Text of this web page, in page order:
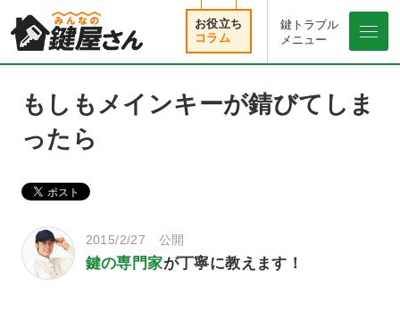
鍵トラブル
メニュー
メニュ
もしもメインキーが錆びてしま
ったら
2015/2/27 公開
鍵の専門家が丁寧に教えます！